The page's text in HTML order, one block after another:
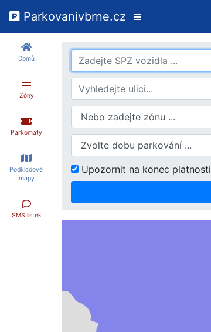
Parkovanivbrne.cz
Domů
Zóny
Parkomaty
Podkladové
mapy
SMS lístek
Upozornit na konec platnosti